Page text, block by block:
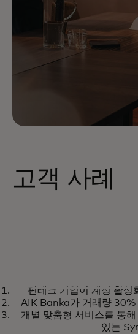
고객 사례
Gartner®
개인화 엔진 부문
보고서 읽어보기새 탭
핀테크 기업이 계정 활
AIK Banka가 거래량 30%
개별 맞춤형 서비스를 통
있는